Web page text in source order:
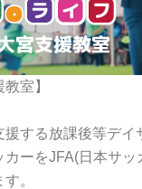
室】
する放課後等デイ
ーをJFA(日本サッ
。